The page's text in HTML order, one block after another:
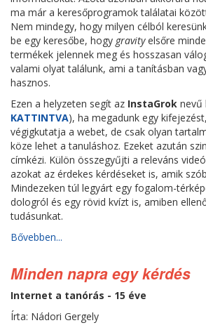
ma már a keresőprogramok találatai
Nem mindegy, hogy milyen célból
be egy keresőbe, hogy gravityelsőre
termékek jelennek meg és hosszasan
valami olyat találunk, ami a tanításban
hasznos.
Ezen a helyzeten segít az InstaGrok nevű
KATTINTVA), ha megadunk egy
végigkutatja a webet, de csak olyan
köze lehet a tanuláshoz. Ezeket azután
címkézi. Külön összegyűjti a releváns
azokat az érdekes kérdéseket is, amik
Mindezeken túl legyárt egy fogalom-
dologról és egy rövid kvízt is, amiben
tudásunkat.
Bővebben...
Minden napra egy kérdés
Internet a tanórás - 15 éve
Írta: Nádori Gergely